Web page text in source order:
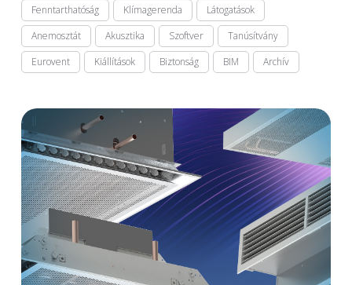
Fenntarthatóság
Klímagerenda
Látogatások
Anemosztát
Akusztika Szoftver
Tanúsítvány
Eurovent
Kiállítások Biztonság BIM Archív